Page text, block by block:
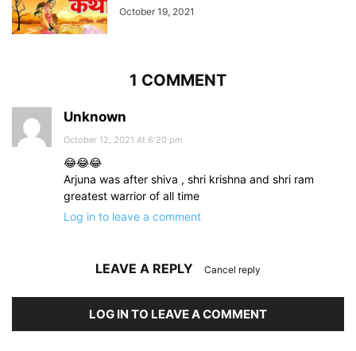
October 19, 2021
1 COMMENT
Unknown
October 12, 2021 At 6:20 pm
😂😂😂
Arjuna was after shiva , shri krishna and shri ram
greatest warrior of all time
Log in to leave a comment
LEAVE A REPLY Cancel reply
LOG IN TO LEAVE A COMMENT